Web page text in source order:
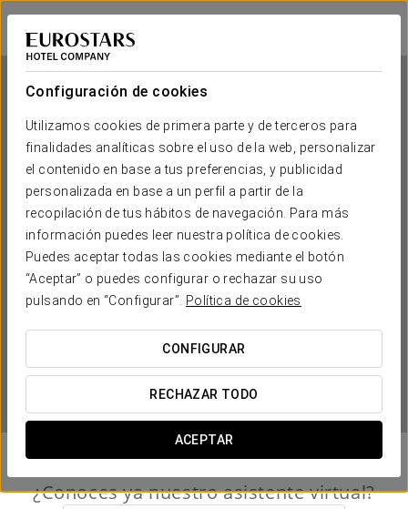
Configuración de cookies
Utilizamos cookies de primera parte y de terceros para
finalidades analíticas sobre el uso de la web, personalizar
el contenido en base a tus preferencias, y publicidad
personalizada en base a un perfil a partir de la
recopilación de tus hábitos de navegación. Para más
información puedes leer nuestra política de cookies.
Puedes aceptar todas las cookies mediante el botón
“Aceptar” o puedes configurar o rechazar su uso
pulsando en “Configurar”.
Política de cookies
CONFIGURAR
RECHAZAR TODO
ACEPTAR
Exe Gran Hotel Almenar
MADRID
Exe Gran Hotel Almenar
MADRID
¿CUÁNDO QUIERES IR?
¿Conoces ya nuestro asistente virtual?